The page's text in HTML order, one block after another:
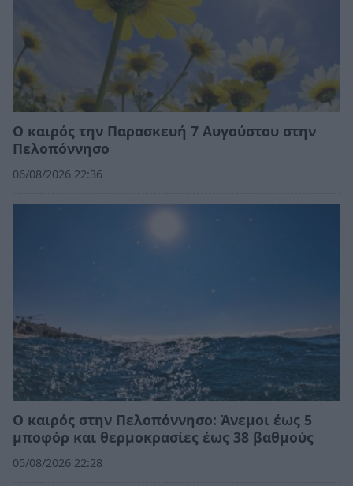
Ο καιρός την Παρασκευή 7 Αυγούστου στην
Πελοπόννησο
06/08/2026 22:36
Ο καιρός στην Πελοπόννησο: Άνεμοι έως 5
μποφόρ και θερμοκρασίες έως 38 βαθμούς
05/08/2026 22:28